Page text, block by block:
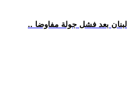
بعد فشل جولة مفاوضا